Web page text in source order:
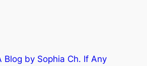
Blog by Sophia Ch. If Any